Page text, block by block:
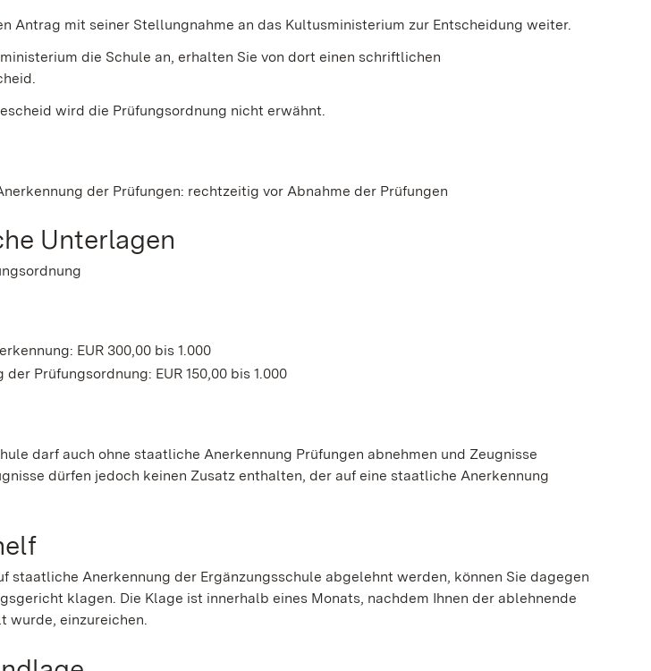
Antrag mit seiner Stellungnahme an das Kultusministerium zur Entscheidung weiter.
die Schule an, erhalten Sie von dort einen schriftlichen
wird die Prüfungsordnung nicht erwähnt.
der Prüfungen: rechtzeitig vor Abnahme der Prüfungen
Unterlagen
EUR 300,00 bis 1.000
der Prüfungsordnung: EUR 150,00 bis 1.000
darf auch ohne staatliche Anerkennung Prüfungen abnehmen und Zeugnisse
dürfen jedoch keinen Zusatz enthalten, der auf eine staatliche Anerkennung
staatliche Anerkennung der Ergänzungsschule abgelehnt werden, können Sie dagegen
klagen. Die Klage ist innerhalb eines Monats, nachdem Ihnen der ablehnende
wurde, einzureichen.